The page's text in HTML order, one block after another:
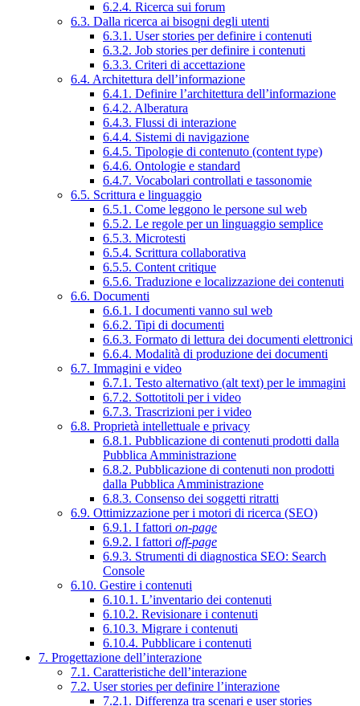
6.2.4. Ricerca sui forum
6.3. Dalla ricerca ai bisogni degli utenti
6.3.1. User stories per definire i contenuti
6.3.2. Job stories per definire i contenuti
6.3.3. Criteri di accettazione
6.4. Architettura dell’informazione
6.4.1. Definire l’architettura dell’informazione
6.4.2. Alberatura
6.4.3. Flussi di interazione
6.4.4. Sistemi di navigazione
6.4.5. Tipologie di contenuto (content type)
6.4.6. Ontologie e standard
6.4.7. Vocabolari controllati e tassonomie
6.5. Scrittura e linguaggio
6.5.1. Come leggono le persone sul web
6.5.2. Le regole per un linguaggio semplice
6.5.3. Microtesti
6.5.4. Scrittura collaborativa
6.5.5. Content critique
6.5.6. Traduzione e localizzazione dei contenuti
6.6. Documenti
6.6.1. I documenti vanno sul web
6.6.2. Tipi di documenti
6.6.3. Formato di lettura dei documenti elettronici
6.6.4. Modalità di produzione dei documenti
6.7. Immagini e video
6.7.1. Testo alternativo (alt text) per le immagini
6.7.2. Sottotitoli per i video
6.7.3. Trascrizioni per i video
6.8. Proprietà intellettuale e privacy
6.8.1. Pubblicazione di contenuti prodotti dalla
Pubblica Amministrazione
6.8.2. Pubblicazione di contenuti non prodotti
dalla Pubblica Amministrazione
6.8.3. Consenso dei soggetti ritratti
6.9. Ottimizzazione per i motori di ricerca (SEO)
6.9.1. I fattori on-page
6.9.2. I fattori off-page
6.9.3. Strumenti di diagnostica SEO: Search
Console
6.10. Gestire i contenuti
6.10.1. L’inventario dei contenuti
6.10.2. Revisionare i contenuti
6.10.3. Migrare i contenuti
6.10.4. Pubblicare i contenuti
7. Progettazione dell’interazione
7.1. Caratteristiche dell’interazione
7.2. User stories per definire l’interazione
7.2.1. Differenza tra scenari e user stories